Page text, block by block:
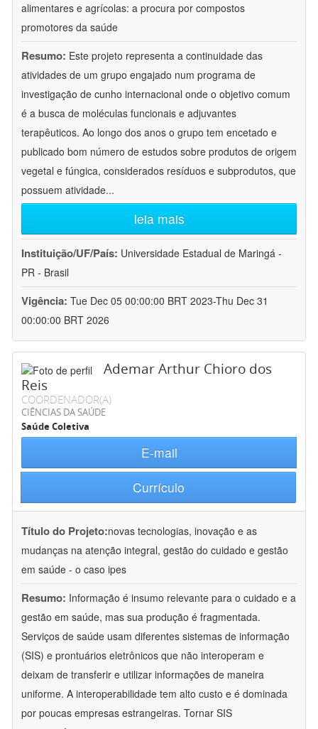
alimentares e agrícolas: a procura por compostos
promotores da saúde
Resumo: Este projeto representa a continuidade das
atividades de um grupo engajado num programa de
investigação de cunho internacional onde o objetivo comum
é a busca de moléculas funcionais e adjuvantes
terapêuticos. Ao longo dos anos o grupo tem encetado e
publicado bom número de estudos sobre produtos de origem
vegetal e fúngica, considerados resíduos e subprodutos, que
possuem atividade...
leia mais
Instituição/UF/País: Universidade Estadual de Maringá -
PR - Brasil
Vigência: Tue Dec 05 00:00:00 BRT 2023-Thu Dec 31
00:00:00 BRT 2026
Ademar Arthur Chioro dos
Reis
COORDENADOR(A)
CIÊNCIAS DA SAÚDE
Saúde Coletiva
E-mail
Currículo
Título do Projeto:novas tecnologias, inovação e as
mudanças na atenção integral, gestão do cuidado e gestão
em saúde - o caso ipes
Resumo: Informação é insumo relevante para o cuidado e a
gestão em saúde, mas sua produção é fragmentada.
Serviços de saúde usam diferentes sistemas de informação
(SIS) e prontuários eletrônicos que não interoperam e
deixam de transferir e utilizar informações de maneira
uniforme. A interoperabilidade tem alto custo e é dominada
por poucas empresas estrangeiras. Tornar SIS